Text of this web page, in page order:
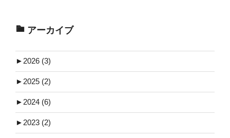
アーカイブ
► 2026 (3)
► 2025 (2)
► 2024 (6)
► 2023 (2)